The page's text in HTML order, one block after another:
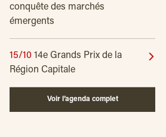
conquête des marchés
émergents
15/10 14e Grands Prix de la
Région Capitale
Voir l’agenda complet